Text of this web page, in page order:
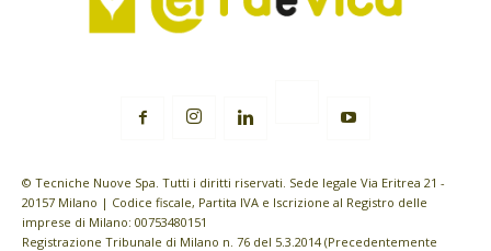
© Tecniche Nuove Spa. Tutti i diritti riservati. Sede legale Via Eritrea 21 -
20157 Milano | Codice fiscale, Partita IVA e Iscrizione al Registro delle
imprese di Milano: 00753480151
Registrazione Tribunale di Milano n. 76 del 5.3.2014 (Precedentemente